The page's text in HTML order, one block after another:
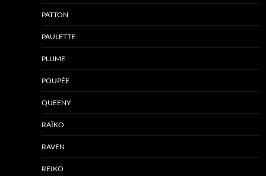
PATTON
PAULETTE
PLUME
POUPÉE
QUEENY
RAÏKO
RAVEN
REIKO